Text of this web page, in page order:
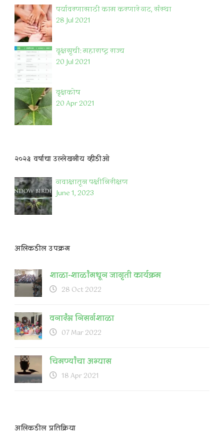
पर्यावरणासाठी काम करणारे गट, संस्था
28 Jul 2021
वृक्षसूची: महाराष्ट्र राज्य
20 Jul 2021
वृक्षकोष
20 Apr 2021
२०२३ वर्षाचा उल्लेखनीय व्हीडीओ
गवाक्षातून पक्षीनिरीक्षण
June 1, 2023
अलिकडील उपक्रम
शाळा-शाळांमधून जागृती कार्यक्रम
28 Oct 2022
वनारंभ निसर्गशाळा
07 Mar 2022
चिमण्यांचा अभ्यास
18 Apr 2021
अलिकडील प्रतिक्रिया